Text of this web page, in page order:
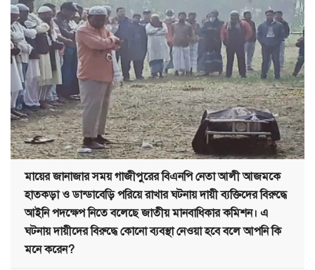
মায়ের জানাজার সময় গাজীপুরের বিএনপি নেতা আলী আজমকে
হাতকড়া ও ডান্ডাবেড়ি পরিয়ে রাখার ঘটনায় দায়ী ব্যক্তিদের বিরুদ্ধে
আইনি পদক্ষেপ নিতে বলেছে জাতীয় মানবাধিকার কমিশন। এ
ঘটনায় দায়ীদের বিরুদ্ধে কোনো ব্যবস্থা নেওয়া হবে বলে আপনি কি
মনে করেন?